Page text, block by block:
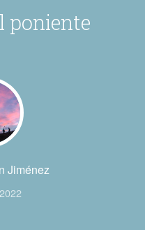
poniente
Jiménez